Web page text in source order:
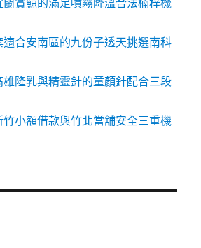
賞鯨的滿足噴霧降溫合法楠梓機
合安南區的九份子透天挑選南科
隆乳與精靈針的童顏針配合三段
小額借款與竹北當舖安全三重機